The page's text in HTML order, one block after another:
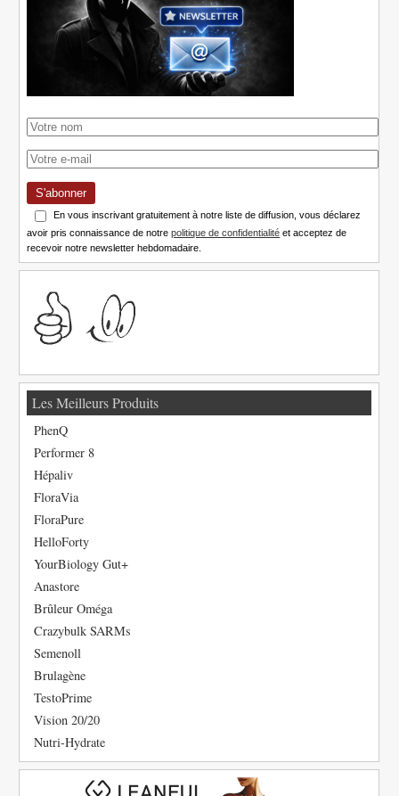
S'abonner
En vous inscrivant gratuitement à notre liste de diffusion, vous déclarez
avoir pris connaissance de notrepolitique de confidentialité et acceptez de
recevoir notre newsletter hebdomadaire.
Les Meilleurs Produits
PhenQ
Performer 8
Hépaliv
FloraVia
FloraPure
HelloForty
YourBiology Gut+
Anastore
Brûleur Oméga
Crazybulk SARMs
Semenoll
Brulagène
TestoPrime
Vision 20/20
Nutri-Hydrate